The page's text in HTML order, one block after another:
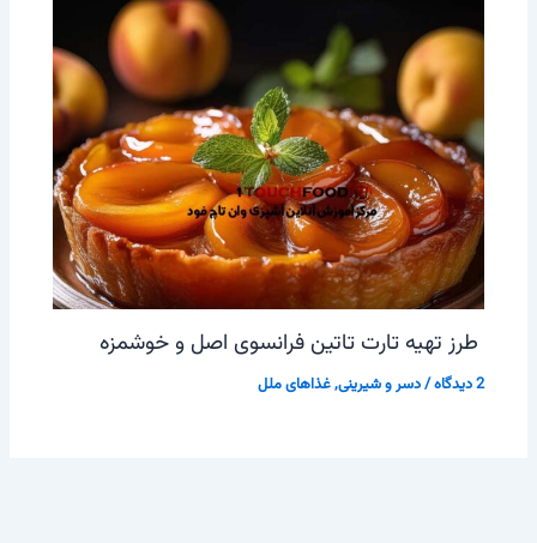
طرز تهیه تارت تاتین فرانسوی اصل و خوشمزه
2 دیدگاه /دسر و شیرینی,غذاهای ملل